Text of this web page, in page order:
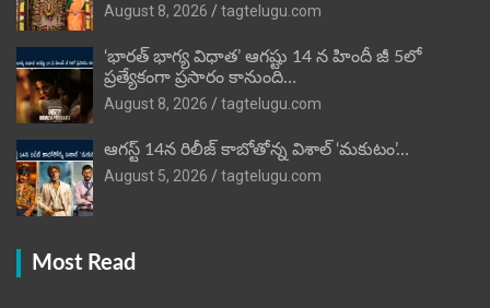
August 8, 2026
tagtelugu.com
‘భారత్ భాగ్య విధాత’ ఆగష్టు 14 న హిందీ జీ 5లో
ప్రత్యేకంగా ప్రసారం కానుంది…
August 8, 2026
tagtelugu.com
ఆగస్ట్ 14న రిలీజ్ కాబోతోన్న విశాల్ ‘మకుటం’…
August 5, 2026
tagtelugu.com
Most Read